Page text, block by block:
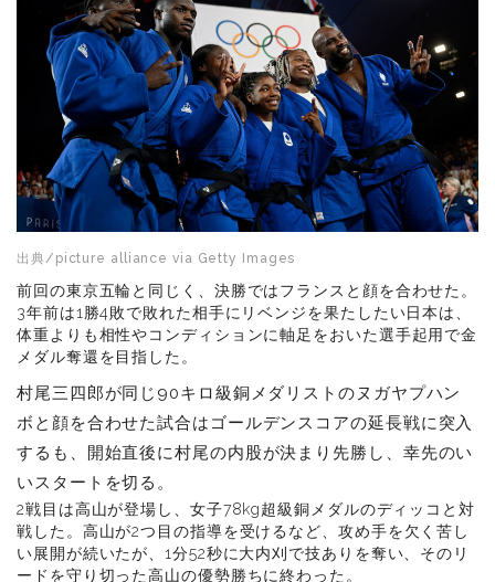
出典/picture alliance via Getty Images
前回の東京五輪と同じく、決勝ではフランスと顔を合わせた。
3年前は1勝4敗で敗れた相手にリベンジを果たしたい日本は、
体重よりも相性やコンディションに軸足をおいた選手起用で金
メダル奪還を目指した。
村尾三四郎が同じ90キロ級銅メダリストのヌガヤプハン
ボと顔を合わせた試合はゴールデンスコアの延長戦に突入
するも、開始直後に村尾の内股が決まり先勝し、幸先のい
いスタートを切る。
2戦目は高山が登場し、女子78kg超級銅メダルのディッコと対
戦した。高山が2つ目の指導を受けるなど、攻め手を欠く苦し
い展開が続いたが、1分52秒に大内刈で技ありを奪い、そのリ
ードを守り切った高山の優勢勝ちに終わった。